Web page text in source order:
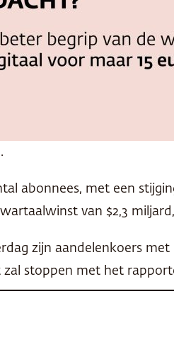
abonnees, met een
van $2,3
zijn aandelenkoers
stoppen met het